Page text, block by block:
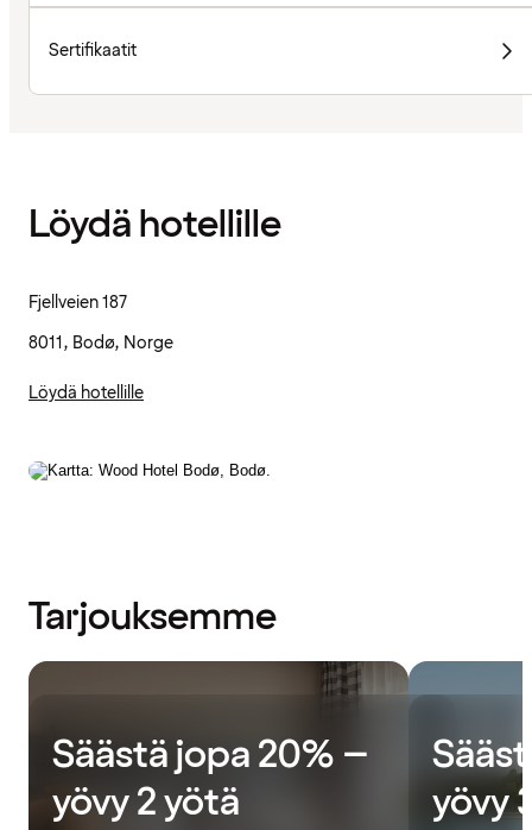
Sertifikaatit
Löydä hotellille
Fjellveien 187
8011, Bodø, Norge
Löydä hotellille
Tarjouksemme
Säästä jopa 20% –
yövy 2 yötä
yövy